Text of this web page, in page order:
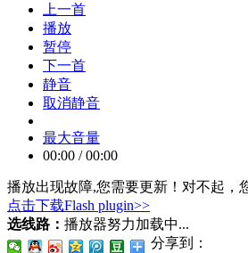
上一首
播放
暂停
下一首
静音
取消静音
最大音量
00:00 / 00:00
播放出现故障,您需要更新！ 对不起，
点击下载Flash plugin>>
选线路： 播放器努力加载中...
分享到：